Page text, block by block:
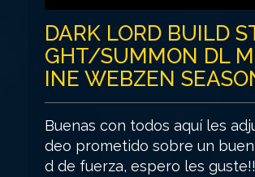
DARK LORD BUILD
GHT/SUMMON DL
INE WEBZEN
Buenas con todos aquí les
deo prometido sobre un
d de fuerza, espero les